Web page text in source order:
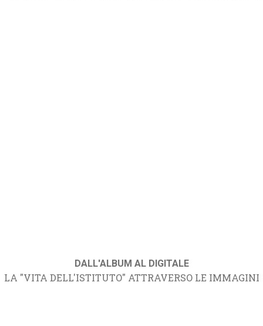
DALL'ALBUM AL DIGITALE
LA "VITA DELL'ISTITUTO" ATTRAVERSO LE IMMAGINI